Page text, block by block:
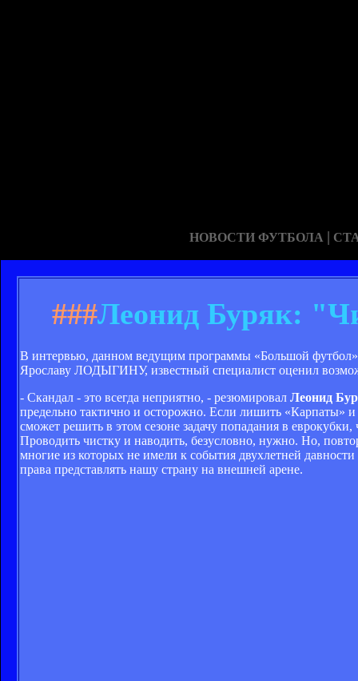
НОВОСТИ ФУТБОЛА |
###Леонид Буряк:
В интервью, данном ведущим программы «Большой
Ярославу ЛОДЫГИНУ, известный специалист оценил
- Скандал - это всегда неприятно, - резюмировал Леонид
предельно тактично и осторожно. Если лишить «Карпаты»
сможет решить в этом сезоне задачу попадания в
Проводить чистку и наводить, безусловно, нужно. Но,
многие из которых не имели к события двухлетней
права представлять нашу страну на внешней арене.